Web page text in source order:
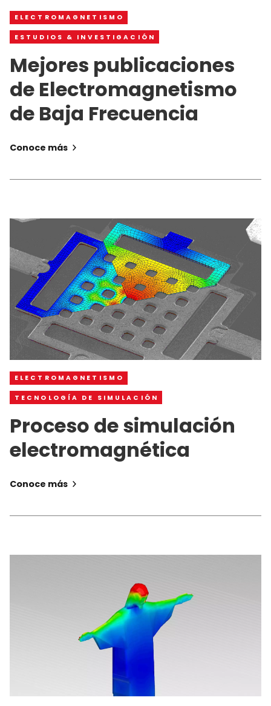
ELECTROMAGNETISMO
ESTUDIOS & INVESTIGACIÓN
Mejores publicaciones
de Electromagnetismo
de Baja Frecuencia
Conoce más
ELECTROMAGNETISMO
TECNOLOGÍA DE SIMULACIÓN
Proceso de simulación
electromagnética
Conoce más